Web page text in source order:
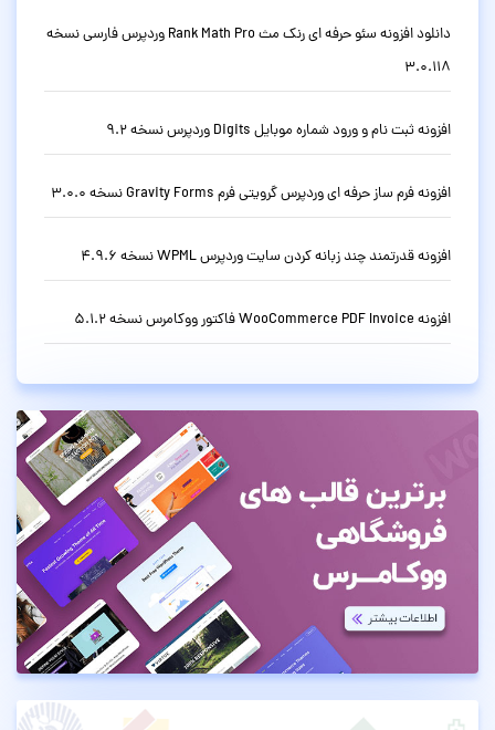
دانلود افزونه سئو حرفه ای رنک مث Rank Math Pro وردپرس فارسی نسخه
3.0.118
افزونه ثبت نام و ورود شماره موبایل Digits وردپرس نسخه 9.2
افزونه فرم ساز حرفه ای وردپرس گرویتی فرم Gravity Forms نسخه 3.0.0
افزونه قدرتمند چند زبانه کردن سایت وردپرس WPML نسخه 4.9.6
افزونه WooCommerce PDF Invoice فاکتور ووکامرس نسخه 5.1.2